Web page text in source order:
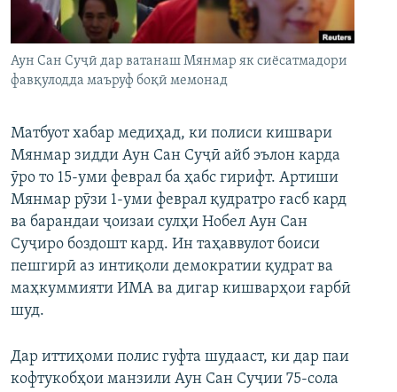
ГУЗОРИШҲОИ РАДИОӢ
Русский
ПАЙГИРӢ КУНЕД
Ҳамаи сомонаҳои RFE/RL
Аун Сан Суҷӣ дар ватанаш Мянмар як сиёсатмадори
фавқулодда маъруф боқӣ мемонад
Матбуот хабар медиҳад, ки полиси кишвари
Мянмар зидди Аун Сан Суҷӣ айб эълон карда
ӯро то 15-уми феврал ба ҳабс гирифт. Артиши
Мянмар рӯзи 1-уми феврал қудратро ғасб кард
ва барандаи ҷоизаи сулҳи Нобел Аун Сан
Суҷиро боздошт кард. Ин таҳаввулот боиси
пешгирӣ аз интиқоли демократии қудрат ва
маҳкуммияти ИМА ва дигар кишварҳои ғарбӣ
шуд.
Дар иттиҳоми полис гуфта шудааст, ки дар паи
кофтукобҳои манзили Аун Сан Суҷии 75-сола